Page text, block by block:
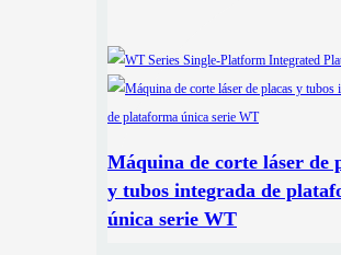
Máquina de corte láser de
y tubos integrada de
única serie WT